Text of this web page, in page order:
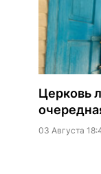
Церковь
03 Августа